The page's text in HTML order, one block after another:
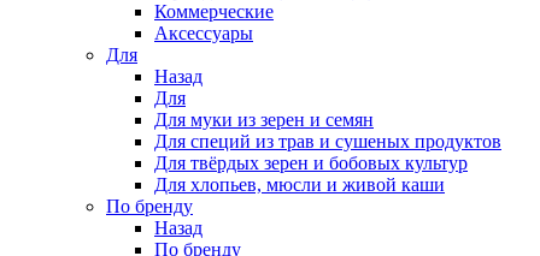
Коммерческие
Аксессуары
Для
Назад
Для
Для муки из зерен и семян
Для специй из трав и сушеных продуктов
Для твёрдых зерен и бобовых культур
Для хлопьев, мюсли и живой каши
По бренду
Назад
По бренду